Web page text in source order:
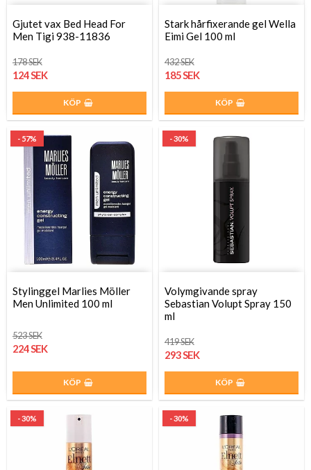
Gjutet vax Bed Head For
Men Tigi 938-11836
178 SEK
124 SEK
KÖP
Stark hårfixerande gel Wella
Eimi Gel 100 ml
432 SEK
185 SEK
KÖP
- 57%
Stylinggel Marlies Möller
Men Unlimited 100 ml
523 SEK
224 SEK
KÖP
- 30%
Volymgivande spray
Sebastian Volupt Spray 150
ml
419 SEK
293 SEK
KÖP
- 30% - 30%